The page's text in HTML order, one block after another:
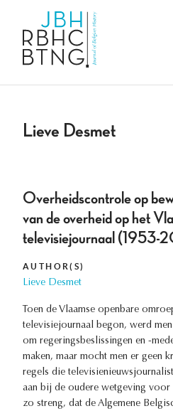
Lieve Desmet
Overheidscontrole op
van de overheid op het
televisiejournaal
AUTHOR(S)
Lieve Desmet
Toen de Vlaamse openbare
televisiejournaal begon, werd
om regeringsbeslissingen en -
maken, maar mocht men er geen
regels die
aan bij de oudere wetgeving
zo streng, dat de Algemene